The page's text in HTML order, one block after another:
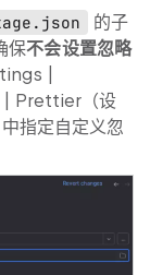
的子
保不会设置忽略
|
| Prettier （设
指定自定义忽